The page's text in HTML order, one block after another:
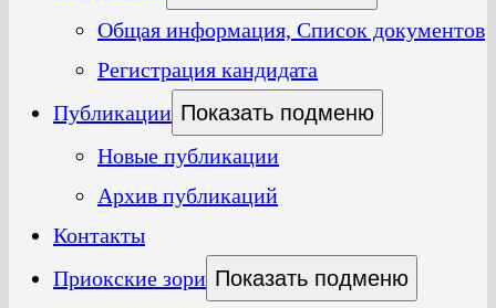
Общая информация, Список документов
Регистрация кандидата
Публикации Показать подменю
Новые публикации
Архив публикаций
Контакты
Приокские зори Показать подменю